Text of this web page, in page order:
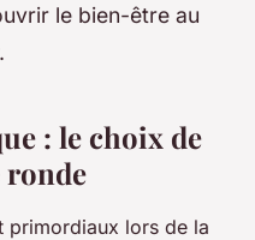
le bien-être au
: le choix de
ronde
primordiaux lors de la